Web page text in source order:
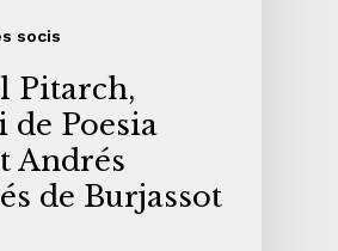
socis
Pitarch,
de Poesia
Andrés
de Burjassot